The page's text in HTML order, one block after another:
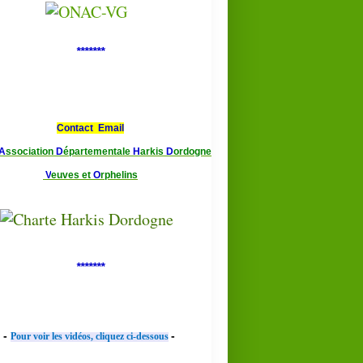
*******
Contact Email
ssociation Départementale Harkis Dordogne
Veuves et Orphelins
*******
- Pour voir les vidéos, cliquez ci-dessous -